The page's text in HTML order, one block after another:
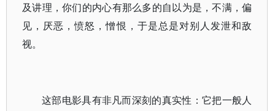
及讲理，你们的内心有那么多的自以为是，不满，偏
见，厌恶，愤怒，憎恨，于是总是对别人发泄和敌
视。
这部电影具有非凡而深刻的真实性：它把一般人